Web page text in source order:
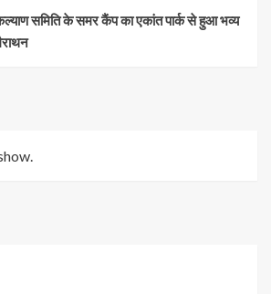
समिति के समर कैंप का एकांत पार्क से हुआ भव्य